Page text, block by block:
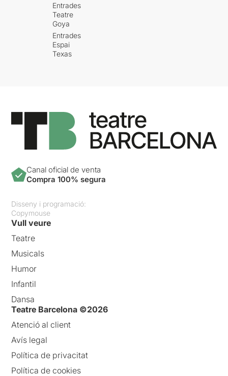
Entrades
Teatre
Goya
Entrades
Espai
Texas
Canal oficial de venta
Compra 100% segura
Disseny i programació:
Copymouse
Vull veure
Teatre
Musicals
Humor
Infantil
Dansa
Teatre Barcelona ©2026
Atenció al client
Avís legal
Política de privacitat
Política de cookies